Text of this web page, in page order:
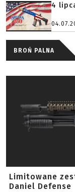
4
BROŃ PALNA
Limitowane
Daniel Defense